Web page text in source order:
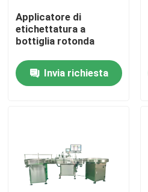
Casa
Prodotti
Giro della fabbrica
Applicatore di
etichettatura a
bottiglia rotonda
Invia richiesta